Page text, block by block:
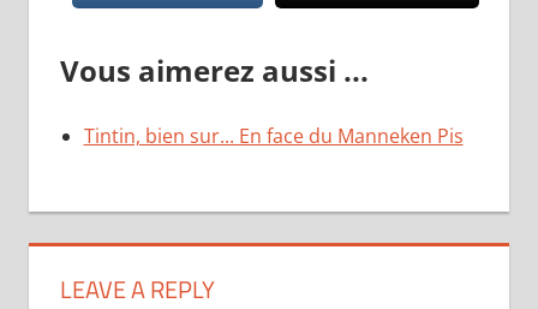
Vous aimerez aussi ...
Tintin, bien sur... En face du Manneken Pis
LEAVE A REPLY